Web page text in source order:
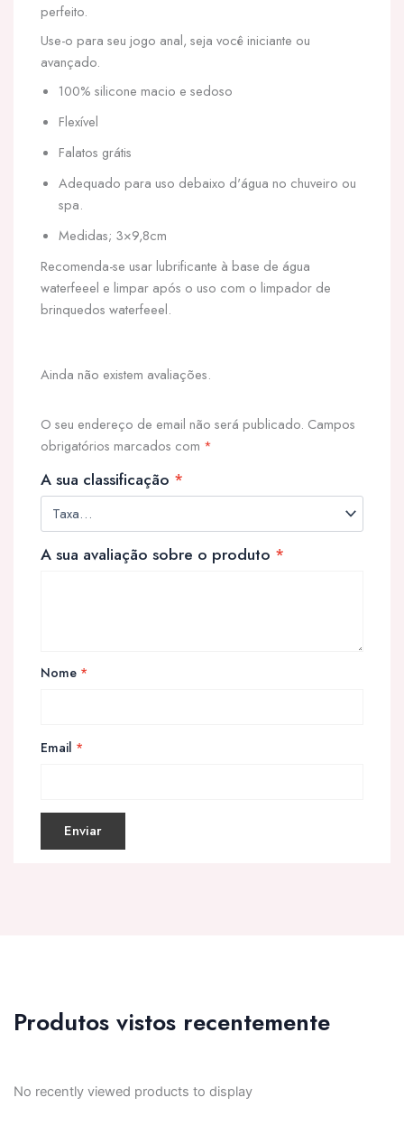
perfeito.
Use-o para seu jogo anal, seja você iniciante ou
avançado.
100% silicone macio e sedoso
Flexível
Falatos grátis
Adequado para uso debaixo d'água no chuveiro ou
spa.
Medidas; 3×9,8cm
Recomenda-se usar lubrificante à base de água
waterfeeel e limpar após o uso com o limpador de
brinquedos waterfeeel.
Ainda não existem avaliações.
O seu endereço de email não será publicado. Campos
obrigatórios marcados com *
A sua classificação *
A sua avaliação sobre o produto *
Nome *
Email *
Produtos vistos recentemente
No recently viewed products to display